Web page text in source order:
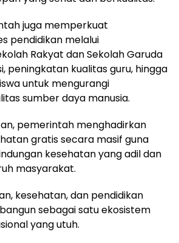
juga memperkuat
pendidikan melalui
Rakyat dan Sekolah Garuda
peningkatan kualitas guru, hingga
untuk mengurangi
sumber daya manusia.
pemerintah menghadirkan
gratis secara masif guna
kesehatan yang adil dan
masyarakat.
kesehatan, dan pendidikan
sebagai satu ekosistem
yang utuh.